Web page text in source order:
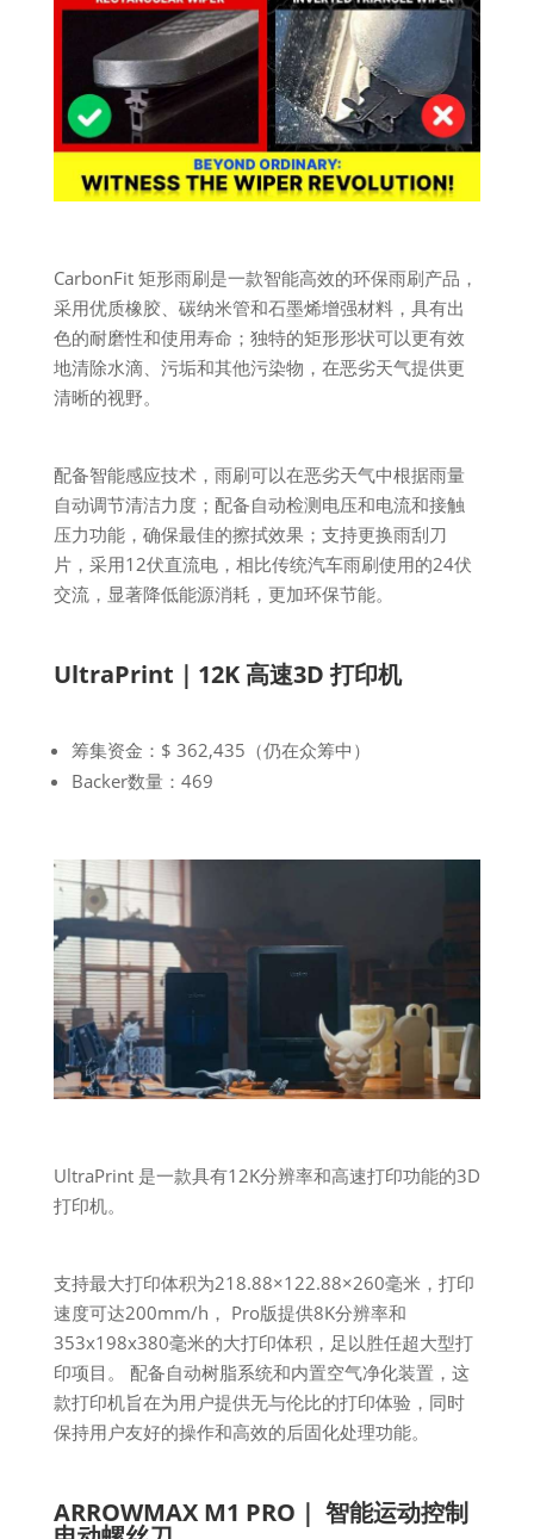
CarbonFit 矩形雨刷是一款智能高效的环保雨刷产品，
采用优质橡胶、碳纳米管和石墨烯增强材料，具有出
色的耐磨性和使用寿命；独特的矩形形状可以更有效
地清除水滴、污垢和其他污染物，在恶劣天气提供更
清晰的视野。
配备智能感应技术，雨刷可以在恶劣天气中根据雨量
自动调节清洁力度；配备自动检测电压和电流和接触
压力功能，确保最佳的擦拭效果；支持更换雨刮刀
片，采用12伏直流电，相比传统汽车雨刷使用的24伏
交流，显著降低能源消耗，更加环保节能。
UltraPrint｜12K 高速3D 打印机
筹集资金：$ 362,435（仍在众筹中）
Backer数量：469
UltraPrint 是一款具有12K分辨率和高速打印功能的3D
打印机。
支持最大打印体积为218.88×122.88×260毫米，打印
速度可达200mm/h， Pro版提供8K分辨率和
353x198x380毫米的大打印体积，足以胜任超大型打
印项目。 配备自动树脂系统和内置空气净化装置，这
款打印机旨在为用户提供无与伦比的打印体验，同时
保持用户友好的操作和高效的后固化处理功能。
ARROWMAX M1 PRO｜ 智能运动控制